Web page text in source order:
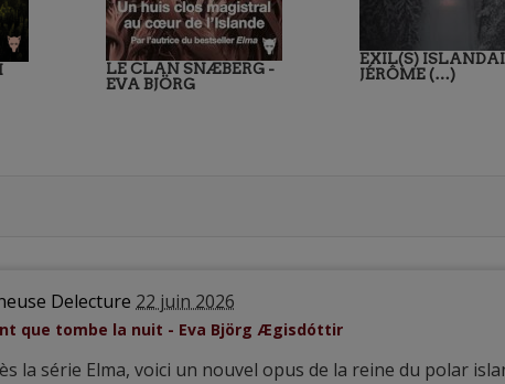
LE CLAN SNÆBERG -
EVA BJÖRG
EXIL(S)
JÉRÔME (…)
Delecture 22 juin 2026
que tombe la nuit - Eva Björg Ægisdóttir
la série Elma, voici un nouvel opus de la reine du polar